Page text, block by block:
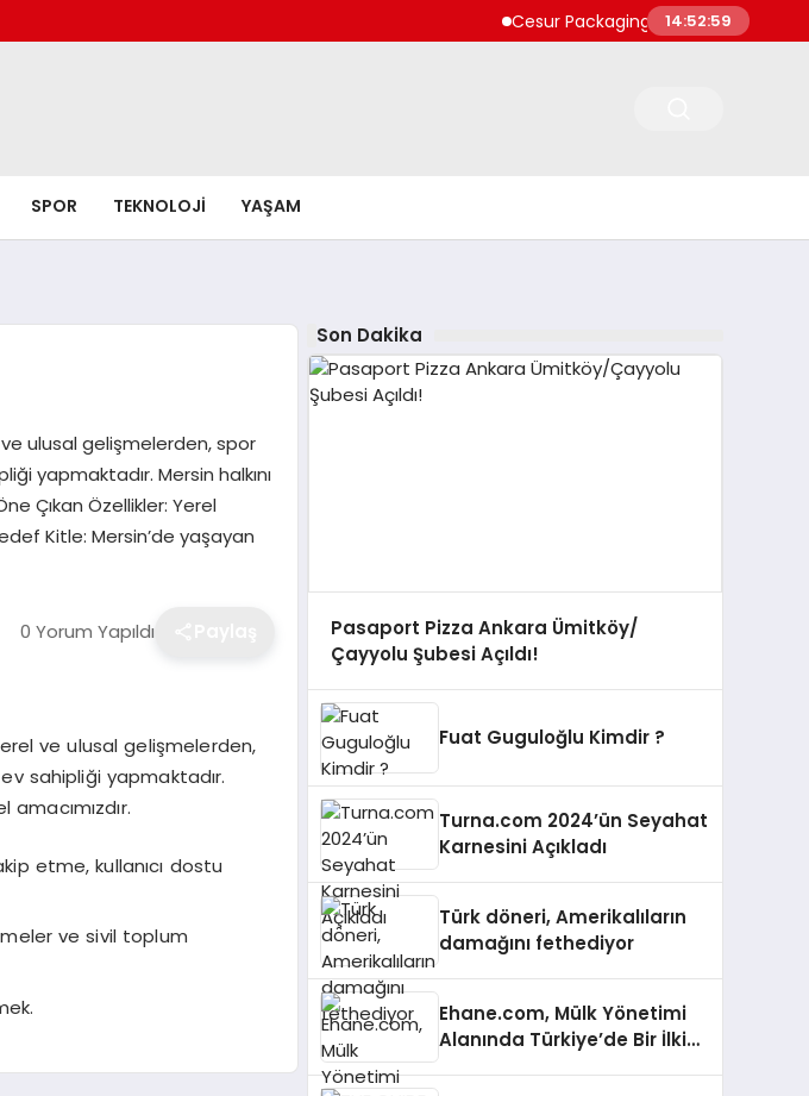
Cesur Packaging, Mısır’daki Üretim
14:52:59
SPOR TEKNOLOJI YAŞAM
ve ulusal gelişmelerden, spor
yapmaktadır. Mersin halkını
Çıkan Özellikler: Yerel
Kitle: Mersin’de yaşayan
0 Yorum Yapıldı
ve ulusal gelişmelerden,
sahipliği yapmaktadır.
etme, kullanıcı dostu
ve sivil toplum
Son Dakika
Pasaport Pizza Ankara Ümitköy/
Çayyolu Şubesi Açıldı!
Fuat Guguloğlu Kimdir ?
Turna.com 2024’ün Seyahat
Karnesini Açıkladı
Türk döneri, Amerikalıların
damağını fethediyor
Ehane.com, Mülk Yönetimi
Alanında Türkiye’de Bir İlki